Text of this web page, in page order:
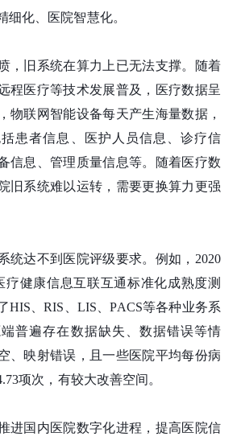
细化、医院智慧化。
，旧系统在算力上已无法支撑。随着
程医疗等技术发展普及，医疗数据呈
物联网智能设备每天产生海量数据，
患者信息、医护人员信息、诊疗信
信息、管理质量信息等。随着医疗数
旧系统难以运转，需要更换算力更强
统达不到医院评级要求。例如，2020
疗健康信息互联互通标准化成熟度测
HIS、RIS、LIS、PACS等各种业务系
普遍存在数据缺失、数据错误等情
、映射错误，且一些医院平均每份病
项次，有较大改善空间。
进国内医院数字化进程，提高医院信